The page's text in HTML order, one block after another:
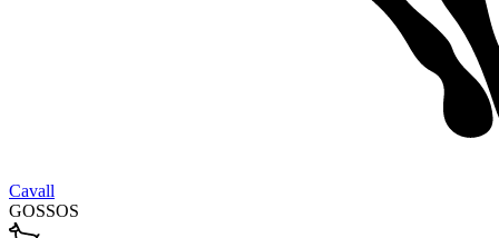
Cavall
GOSSOS